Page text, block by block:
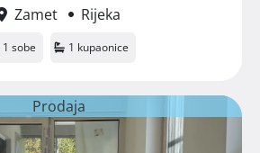
Zamet
Rijeka
1 sobe 1 kupaonice
Prodaja